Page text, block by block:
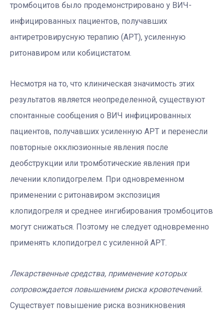
тромбоцитов было продемонстрировано у ВИЧ-
инфицированных пациентов, получавших
антиретровирусную терапию (АРТ), усиленную
ритонавиром или кобицистатом.
Несмотря на то, что клиническая значимость этих
результатов является неопределенной, существуют
спонтанные сообщения о ВИЧ инфицированных
пациентов, получавших усиленную АРТ и перенесли
повторные окклюзионные явления после
деобструкции или тромботические явления при
лечении клопидогрелем. При одновременном
применении с ритонавиром экспозиция
клопидогреля и среднее ингибирования тромбоцитов
могут снижаться. Поэтому не следует одновременно
применять клопидогрел с усиленной АРТ.
Лекарственные средства, применение которых
сопровождается повышением риска кровотечений.
Существует повышение риска возникновения